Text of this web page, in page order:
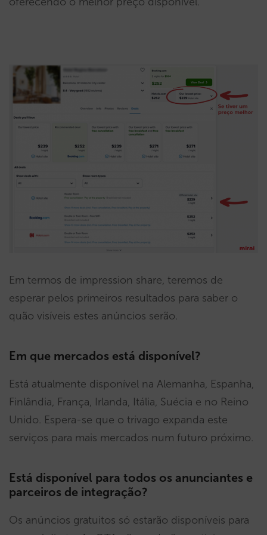
Em termos de impression share, teremos de
esperar pelos primeiros resultados para saber o
quão visíveis estes anúncios serão.
Em que mercados está disponível?
Está atualmente disponível na Alemanha, Espanha,
Finlândia, França, Irlanda, Itália, Suécia e no Reino
Unido. Espera-se que o trivago expanda este
serviços para mais mercados num futuro próximo.
Está disponível para todos os anunciantes e
parceiros de integração?
Os anúncios gratuitos só estarão disponíveis para